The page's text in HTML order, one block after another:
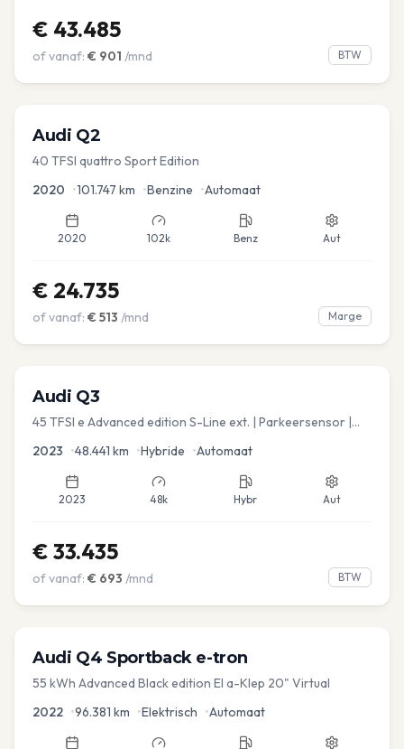
€ 43.485
of vanaf: € 901 /mnd BTW
Audi Q2
40 TFSI quattro Sport Edition
2020 •101.747 km •Benzine •Automaat
2020 102k Benz Aut
€ 24.735
of vanaf: € 513 /mnd Marge
Audi Q3
45 TFSI e Advanced edition S-Line ext. | Parkeersensor |
2023 •48.441 km •Hybride •Automaat
2023 48k Hybr Aut
€ 33.435
of vanaf: € 693 /mnd BTW
Audi Q4 Sportback e-tron
55 kWh Advanced Black edition El a-Klep 20" Virtual
2022 •96.381 km •Elektrisch •Automaat